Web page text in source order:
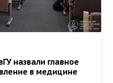
назвали главное
в медицине